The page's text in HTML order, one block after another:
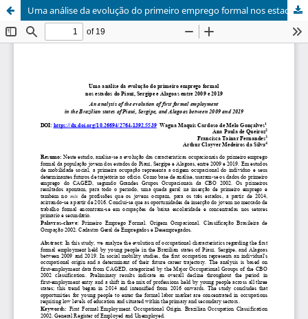
Uma análise da evolução do primeiro emprego formal nos estados do Piauí, Sergipe e Alagoas entre 2009 e 2019